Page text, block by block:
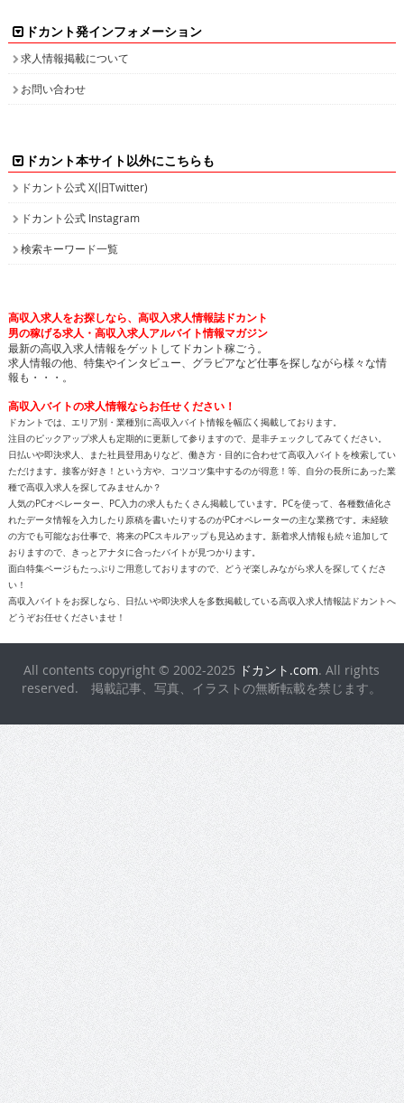
ドカント発インフォメーション
求人情報掲載について
お問い合わせ
ドカント本サイト以外にこちらも
ドカント公式 X(旧Twitter)
ドカント公式 Instagram
検索キーワード一覧
高収入求人をお探しなら、高収入求人情報誌ドカント
男の稼げる求人・高収入求人アルバイト情報マガジン
最新の高収入求人情報をゲットしてドカント稼ごう。
求人情報の他、特集やインタビュー、グラビアなど仕事を探しながら様々な情
報も・・・。
高収入バイトの求人情報ならお任せください！
ドカントでは、エリア別・業種別に高収入バイト情報を幅広く掲載しております。
注目のピックアップ求人も定期的に更新して参りますので、是非チェックしてみてください。
日払いや即決求人、また社員登用ありなど、働き方・目的に合わせて高収入バイトを検索してい
ただけます。接客が好き！という方や、コツコツ集中するのが得意！等、自分の長所にあった業
種で高収入求人を探してみませんか？
人気のPCオペレーター、PC入力の求人もたくさん掲載しています。PCを使って、各種数値化さ
れたデータ情報を入力したり原稿を書いたりするのがPCオペレーターの主な業務です。未経験
の方でも可能なお仕事で、将来のPCスキルアップも見込めます。新着求人情報も続々追加して
おりますので、きっとアナタに合ったバイトが見つかります。
面白特集ページもたっぷりご用意しておりますので、どうぞ楽しみながら求人を探してくださ
い！
高収入バイトをお探しなら、日払いや即決求人を多数掲載している高収入求人情報誌ドカントへ
どうぞお任せくださいませ！
All contents copyright © 2002-2025 ドカント.com. All rights
reserved. 掲載記事、写真、イラストの無断転載を禁じます。